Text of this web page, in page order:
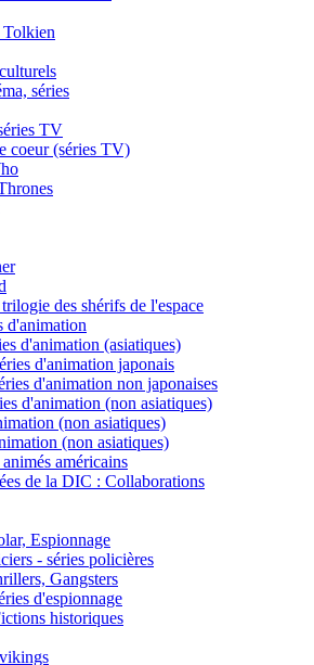
Tolkien
séries
TV
coeur (séries TV)
des shérifs de l'espace
d'animation
d'animation (asiatiques)
d'animation japonais
d'animation non japonaises
d'animation (non asiatiques)
(non asiatiques)
(non asiatiques)
américains
de la DIC : Collaborations
Espionnage
- séries policières
Gangsters
d'espionnage
historiques